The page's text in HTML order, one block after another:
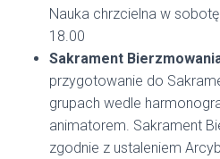
Nauka chrzcielna w
18.00
Sakrament
przygotowanie do
grupach wedle
animatorem. Sakrament
zgodnie z ustaleniem